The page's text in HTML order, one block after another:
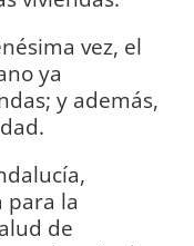
vez, el
ya
y además,
para la
de